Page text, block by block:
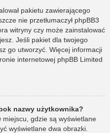
pakietu zawierającego
nie przetłumaczył phpBB3
witryny czy może zainstalować
Jeśli pakiet dla twojego
go utworzyć. Więcej informacji
internetowej phpBB Limited
nazwy użytkownika?
gdzie są wyświetlane
wyświetlane dwa obrazki.